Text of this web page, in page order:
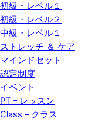
初級・レベル１
初級・レベル２
中級・レベル１
ストレッチ ＆ ケア
マインドセット
認定制度
イベント
PT – レッスン
Class – クラス